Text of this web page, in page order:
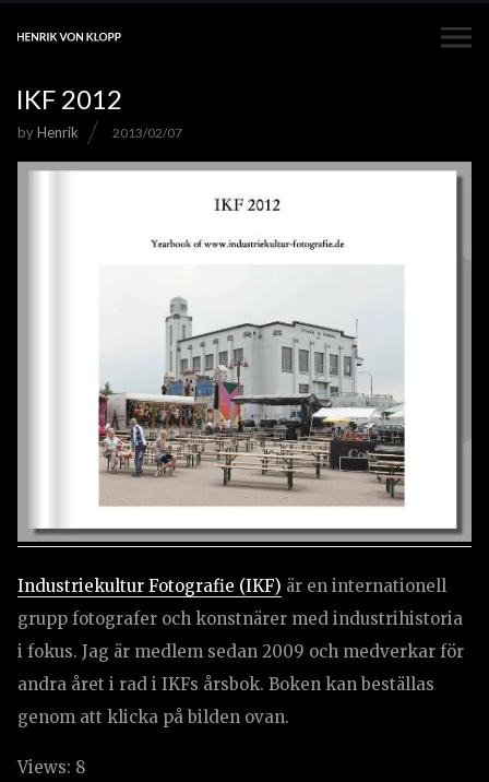
IKF 2012
byHenrik 2013/02/07
Industriekultur Fotografie (IKF) är en internationell
grupp fotografer och konstnärer med industrihistoria
i fokus. Jag är medlem sedan 2009 och medverkar för
andra året i rad i IKFs årsbok. Boken kan beställas
genom att klicka på bilden ovan.
Views: 8